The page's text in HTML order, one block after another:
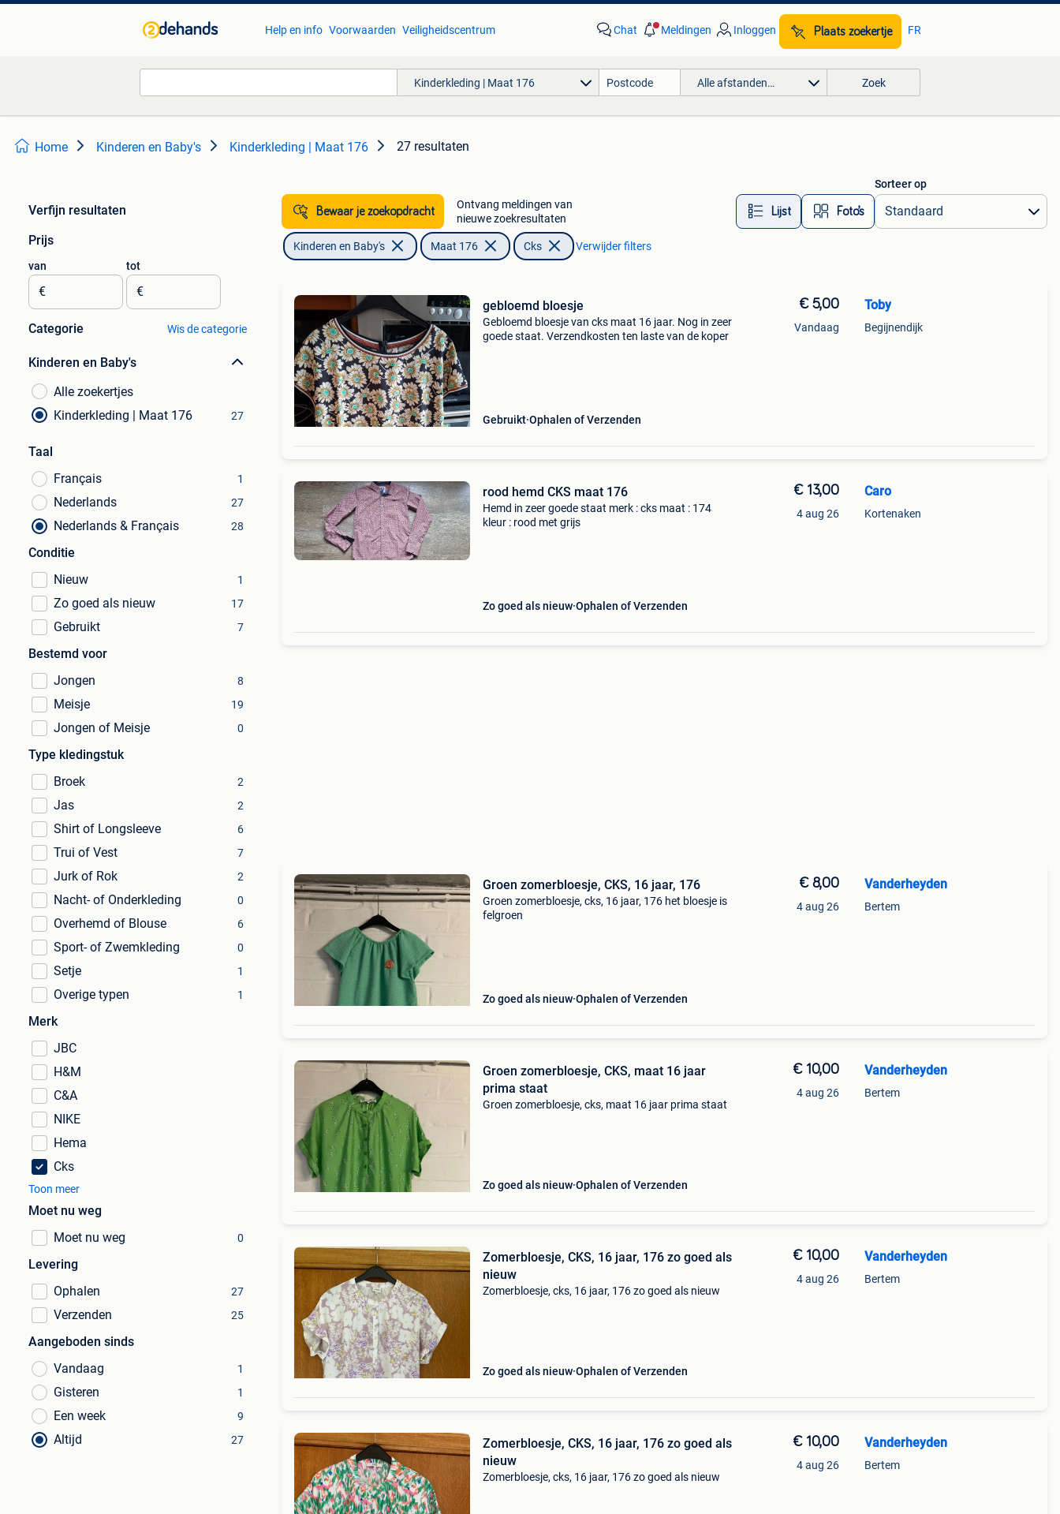
Help en info Voorwaarden Veiligheidscentrum Chat Meldingen Inloggen Plaats zoekertje FR
Kinderkleding | Maat 176 Alle afstanden… Zoek
Home Kinderen en Baby's Kinderkleding | Maat 176 27 resultaten
Verfijn resultaten
Prijs
van
€
tot
€
Categorie Wis de categorie
Kinderen en Baby's
Alle zoekertjes
Kinderkleding | Maat 176
27
Taal
Français
1
Nederlands 27
Nederlands & Français 28
Conditie
Nieuw
1
Zo goed als nieuw 17
Gebruikt 7
Bestemd voor
Jongen
8
Meisje 19
Jongen of Meisje 0
Type kledingstuk
Broek
2
Jas 2
Shirt of Longsleeve 6
Trui of Vest 7
Jurk of Rok 2
Nacht- of Onderkleding 0
Overhemd of Blouse 6
Sport- of Zwemkleding 0
Setje 1
Overige typen 1
Merk
JBC
H&M
C&A
NIKE
Hema
Cks
Toon meer
Moet nu weg
Moet nu weg
0
Levering
Ophalen
27
Verzenden 25
Aangeboden sinds
Vandaag
1
Gisteren 1
Een week 9
Altijd 27
Bewaar je zoekopdracht
Ontvang meldingen van
nieuwe zoekresultaten
Lijst Foto’s
Sorteer op
Kinderen en Baby's Maat 176 Cks Verwijder filters
gebloemd bloesje
Gebloemd bloesje van cks maat 16 jaar. Nog in zeer
goede staat. Verzendkosten ten laste van de koper
Gebruikt Ophalen of Verzenden
€ 5,00
Vandaag
Toby
Begijnendijk
rood hemd CKS maat 176
Hemd in zeer goede staat merk : cks maat : 174
kleur : rood met grijs
Zo goed als nieuw Ophalen of Verzenden
€ 13,00
4 aug 26
Caro
Kortenaken
Groen zomerbloesje, CKS, 16 jaar, 176
Groen zomerbloesje, cks, 16 jaar, 176 het bloesje is
felgroen
Zo goed als nieuw Ophalen of Verzenden
€ 8,00
4 aug 26
Vanderheyden
Bertem
Groen zomerbloesje, CKS, maat 16 jaar
prima staat
Groen zomerbloesje, cks, maat 16 jaar prima staat
Zo goed als nieuw Ophalen of Verzenden
€ 10,00
4 aug 26
Vanderheyden
Bertem
Zomerbloesje, CKS, 16 jaar, 176 zo goed als
nieuw
Zomerbloesje, cks, 16 jaar, 176 zo goed als nieuw
Zo goed als nieuw Ophalen of Verzenden
€ 10,00
4 aug 26
Vanderheyden
Bertem
Zomerbloesje, CKS, 16 jaar, 176 zo goed als
nieuw
Zomerbloesje, cks, 16 jaar, 176 zo goed als nieuw
€ 10,00
4 aug 26
Vanderheyden
Bertem